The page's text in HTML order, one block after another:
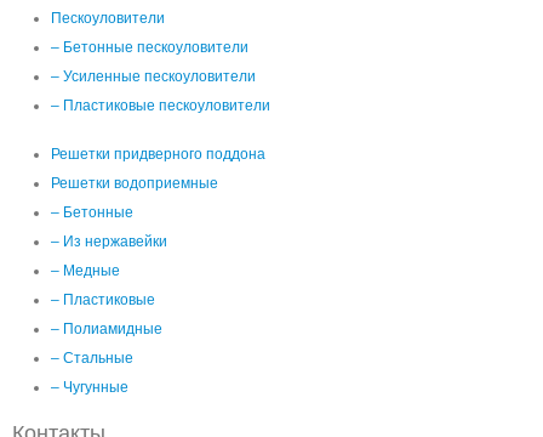
Пескоуловители
– Бетонные пескоуловители
– Усиленные пескоуловители
– Пластиковые пескоуловители
Решетки придверного поддона
Решетки водоприемные
– Бетонные
– Из нержавейки
– Медные
– Пластиковые
– Полиамидные
– Стальные
– Чугунные